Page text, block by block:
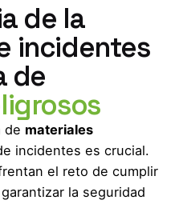
de la
incidentes
de
de materiales
incidentes es crucial.
el reto de cumplir
la seguridad